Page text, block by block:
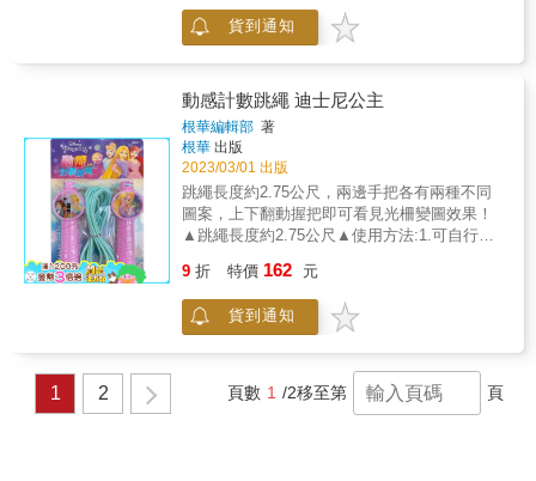
往前甩動即能計數。4.按下黑色按鈕，數字就
會歸零。★上下翻動握把即可看見光柵變圖效
貨到通知
動感計數跳繩 迪士尼公主
根華編輯部 著
根華 出版
2023/03/01 出版
跳繩長度約2.75公尺，兩邊手把各有兩種不同
圖案，上下翻動握把即可看見光柵變圖效果！
▲跳繩長度約2.75公尺▲使用方法:1.可自行調
器，手把呈水平方向握緊搖動。3.繩子由後面
往前甩動即能計數。4.按下黑色按鈕，數字就
會歸零。★上下翻動握把即可看見光柵變圖效
9 折 特價 162 元
貨到通知
1 2 頁數 1 /2移至第 頁